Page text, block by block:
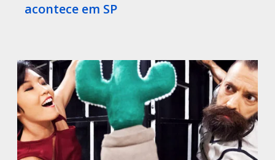
acontece em SP